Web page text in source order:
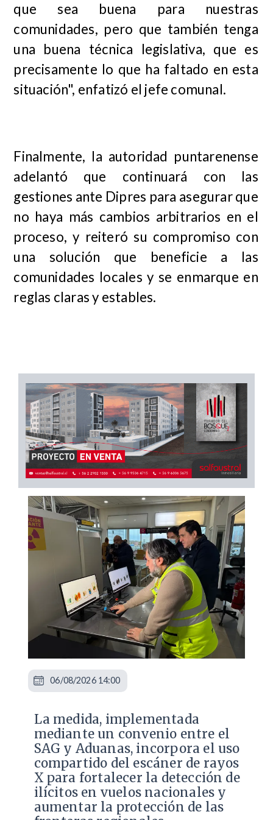
que sea buena para nuestras
comunidades, pero que también tenga
una buena técnica legislativa, que es
precisamente lo que ha faltado en esta
situación", enfatizó el jefe comunal.
Finalmente, la autoridad puntarenense
adelantó que continuará con las
gestiones ante Dipres para asegurar que
no haya más cambios arbitrarios en el
proceso, y reiteró su compromiso con
una solución que beneficie a las
comunidades locales y se enmarque en
reglas claras y estables.
La medida, implementada
mediante un convenio entre el
SAG y Aduanas, incorpora el uso
compartido del escáner de rayos
X para fortalecer la detección de
ilícitos en vuelos nacionales y
aumentar la protección de las
06/08/2026 14:00